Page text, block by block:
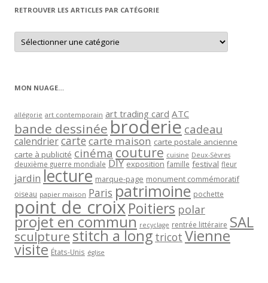
RETROUVER LES ARTICLES PAR CATÉGORIE
Retrouver
les
articles
MON NUAGE…
allégorie art contemporain art trading card ATC
bande dessinée broderie cadeau
calendriercartecarte maison carte postale ancienne
carte à publicité cinéma couture cuisine Deux-Sèvres
deuxième guerre mondiale DIY exposition famille festival fleur
jardin lecture marque-page monument commémoratif
oiseau papier maison Paris patrimoine pochette
point de croixPoitiers polar
projet en commun recyclage rentrée littéraire SAL
sculpturestitch a long tricot Vienne
visite États-Unis église